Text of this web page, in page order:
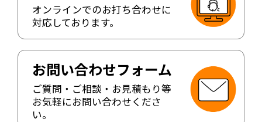
オンラインでのお打ち合わせに
対応しております。
お問い合わせフォーム
ご質問・ご相談・お見積もり等
お気軽にお問い合わせくださ
い。